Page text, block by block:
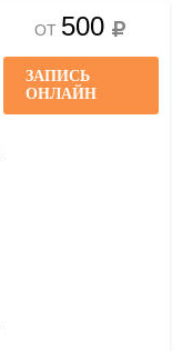
ОТ 500
ЗАПИСЬ
ОНЛАЙН